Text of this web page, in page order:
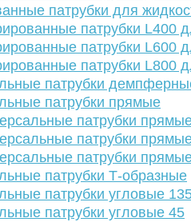
патрубки для
патрубки L400
патрубки L600
патрубки L800
патрубки
патрубки прямые
патрубки
патрубки
патрубки
патрубки Т-образные
патрубки угловые
патрубки угловые 45